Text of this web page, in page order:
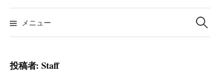
ス
キ
ッ
メニュー
検
索:
投稿者:Staff